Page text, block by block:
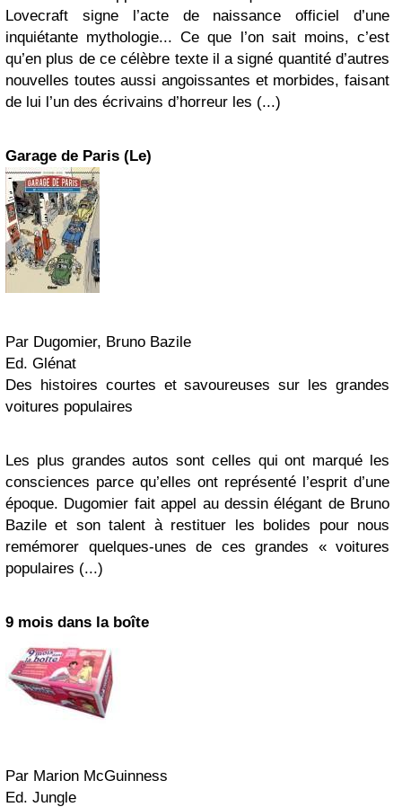
Lovecraft signe l’acte de naissance officiel d’une
inquiétante mythologie... Ce que l’on sait moins, c’est
qu’en plus de ce célèbre texte il a signé quantité d’autres
nouvelles toutes aussi angoissantes et morbides, faisant
de lui l’un des écrivains d’horreur les (...)
Garage de Paris (Le)
Par Dugomier, Bruno Bazile
Ed. Glénat
Des histoires courtes et savoureuses sur les grandes
voitures populaires
Les plus grandes autos sont celles qui ont marqué les
consciences parce qu’elles ont représenté l’esprit d’une
époque. Dugomier fait appel au dessin élégant de Bruno
Bazile et son talent à restituer les bolides pour nous
remémorer quelques-unes de ces grandes « voitures
populaires (...)
9 mois dans la boîte
Par Marion McGuinness
Ed. Jungle